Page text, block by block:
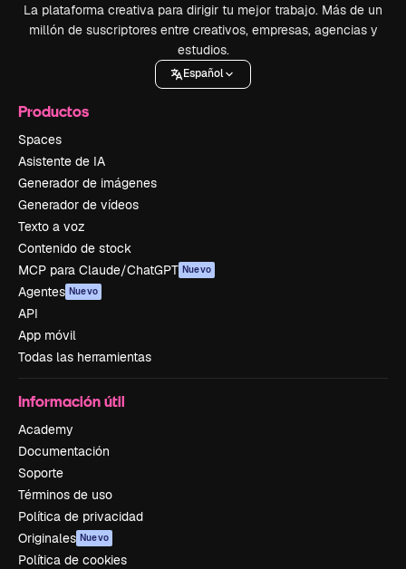
La plataforma creativa para dirigir tu mejor trabajo. Más de un
millón de suscriptores entre creativos, empresas, agencias y
estudios.
Español
Productos
Spaces
Asistente de IA
Generador de imágenes
Generador de vídeos
Texto a voz
Contenido de stock
MCP para Claude/ChatGPT Nuevo
Agentes Nuevo
API
App móvil
Todas las herramientas
Información útil
Academy
Documentación
Soporte
Términos de uso
Política de privacidad
Originales Nuevo
Política de cookies